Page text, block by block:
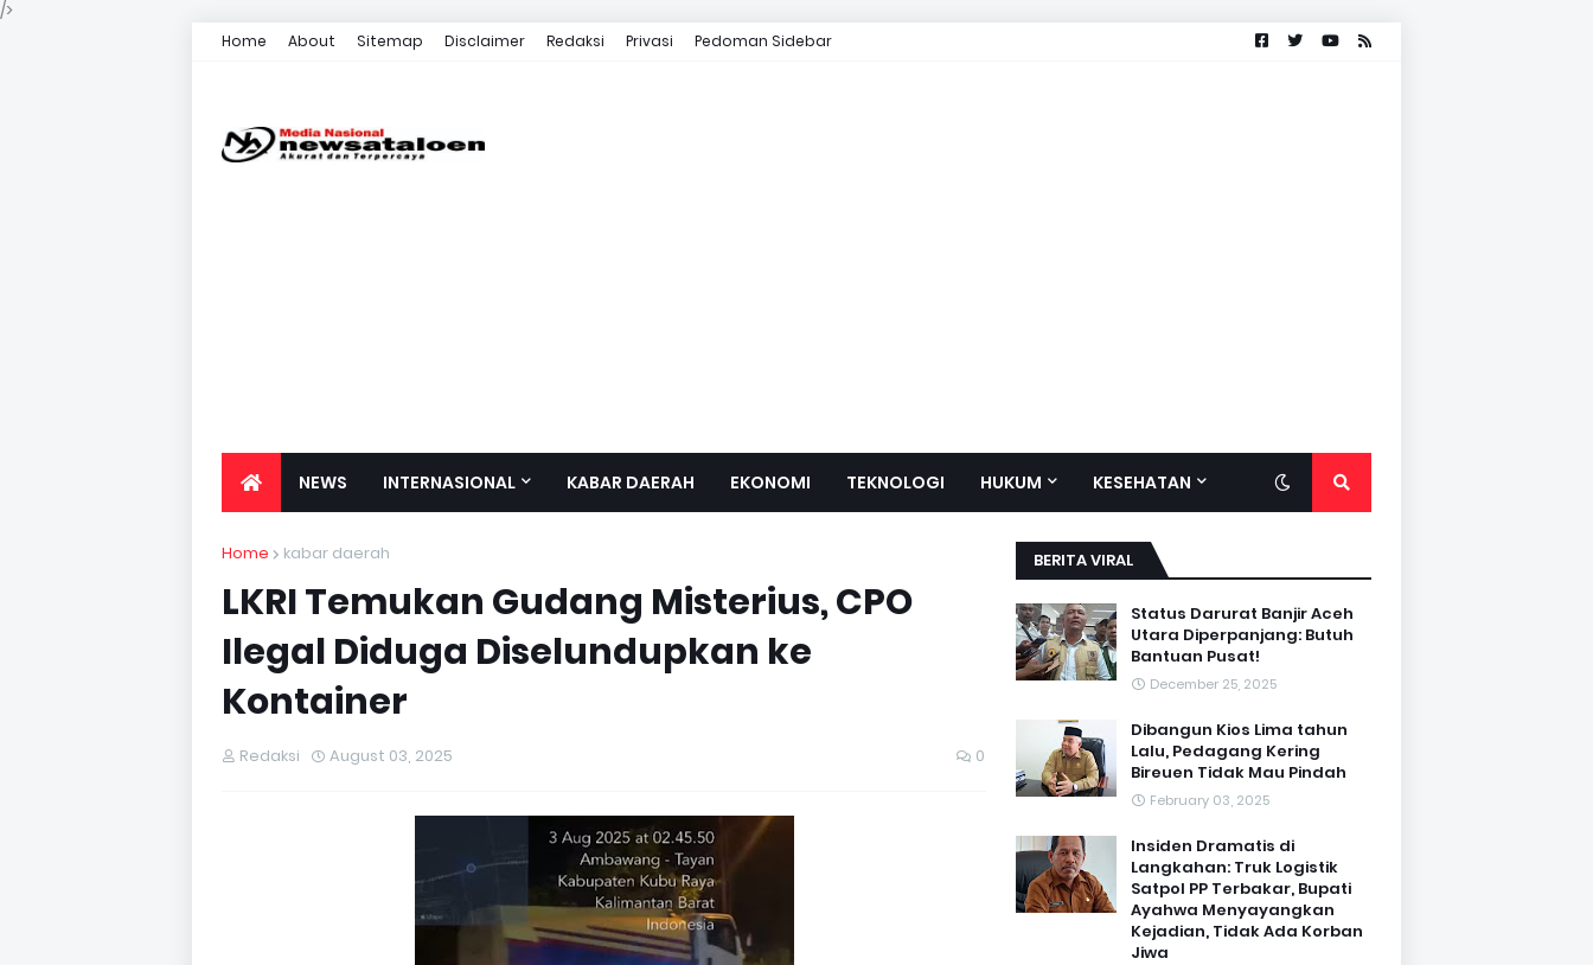
/>
Home About Sitemap Disclaimer Redaksi Privasi Pedoman Sidebar
NEWS INTERNASIONAL KABAR DAERAH EKONOMI TEKNOLOGI HUKUM KESEHATAN
Home kabar daerah
LKRI Temukan Gudang Misterius, CPO
Ilegal Diduga Diselundupkan ke
Kontainer
Redaksi August 03, 2025 0
BERITA VIRAL
Status Darurat Banjir Aceh
Utara Diperpanjang: Butuh
Bantuan Pusat!
December 25, 2025
Dibangun Kios Lima tahun
Lalu, Pedagang Kering
Bireuen Tidak Mau Pindah
February 03, 2025
Insiden Dramatis di
Langkahan: Truk Logistik
Satpol PP Terbakar, Bupati
Ayahwa Menyayangkan
Kejadian, Tidak Ada Korban
Jiwa